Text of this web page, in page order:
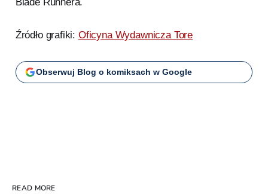
Źródło grafiki: Oficyna Wydawnicza Tore
Obserwuj Blog o komiksach w Google
READ MORE